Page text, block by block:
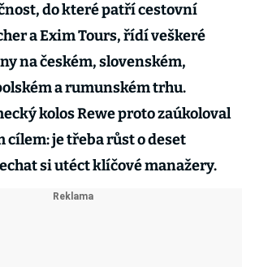
do které patří cestovní
a Exim Tours, řídí veškeré
na českém, slovenském,
a rumunském trhu.
kolos Rewe proto zaúkoloval
cílem: je třeba růst o deset
si utéct klíčové manažery.